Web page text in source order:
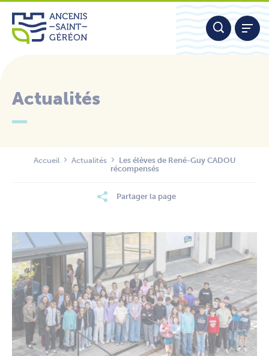
Aller
contenu
Actualités
Accueil Actualités
Les élèves de René-Guy CADOU
récompensés
Partager la page
Panneau de gestion des cookies